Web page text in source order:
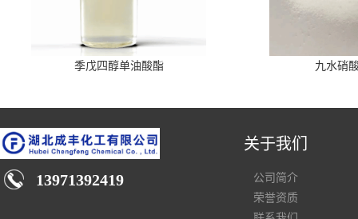
季戊四醇单油酸酯 九水硝
13971392419
关于我们
公司简介
荣誉资质